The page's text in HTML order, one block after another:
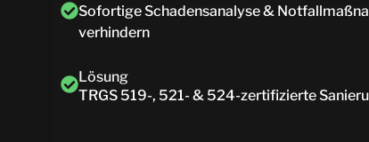
Sofortige Schadensanalyse &
verhindern
Lösung
TRGS 519-, 521- & 524-zertifizierte